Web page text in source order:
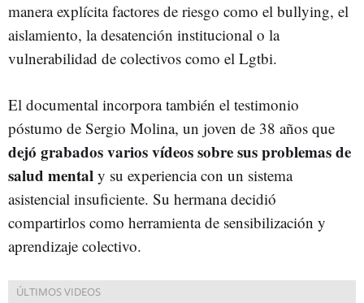
manera explícita factores de riesgo como el bullying, el
aislamiento, la desatención institucional o la
vulnerabilidad de colectivos como el Lgtbi.
El documental incorpora también el testimonio
póstumo de Sergio Molina, un joven de 38 años que
dejó grabados varios vídeos sobre sus problemas de
salud mental y su experiencia con un sistema
asistencial insuficiente. Su hermana decidió
compartirlos como herramienta de sensibilización y
aprendizaje colectivo.